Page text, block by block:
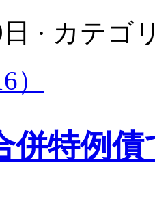
日 · カテゴ
併特例